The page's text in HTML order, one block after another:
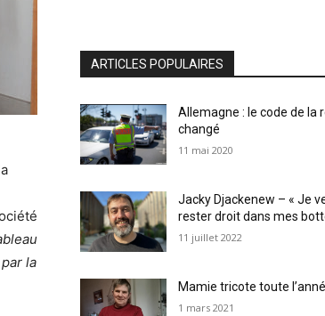
la
ARTICLES POPULAIRES
Allemagne : le code de la
changé
11 mai 2020
Jacky Djackenew – « Je
rester droit dans mes
11 juillet 2022
Mamie tricote toute
1 mars 2021